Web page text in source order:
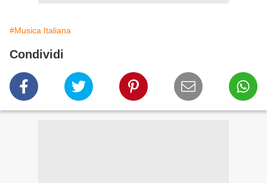
#Musica Italiana
Condividi